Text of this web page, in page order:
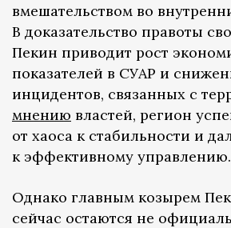
вмешательством во
В доказательство правоты
Пекин приводит рост
показателей в СУАР и
инцидентов, связанных с
мнению властей, регион
от хаоса к стабильности и
к эффективному управлению.
Однако главным козырем
сейчас остаются не